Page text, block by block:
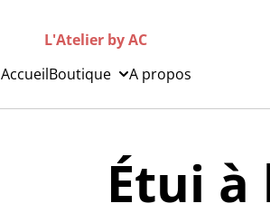
L'Atelier by AC
AccueilBoutique A propos
Étui